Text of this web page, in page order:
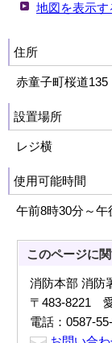
地図を表示す
住所
赤童子町桜道135
設置場所
レジ横
使用可能時間
午前8時30分～
このページに
消防本部 消防
〒483-8221
電話：0587-